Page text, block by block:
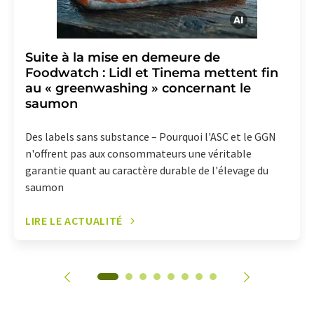
Suite à la mise en demeure de
Foodwatch : Lidl et Tinema mettent fin
au « greenwashing » concernant le
saumon
Des labels sans substance – Pourquoi l'ASC et le GGN
n'offrent pas aux consommateurs une véritable
garantie quant au caractère durable de l'élevage du
saumon
LIRE LE ACTUALITÉ